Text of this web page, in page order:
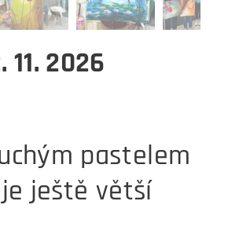
11. 2026
pastelem
ještě větší